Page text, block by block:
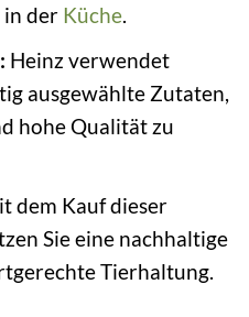
der Küche.
Heinz verwendet
ausgewählte Zutaten,
hohe Qualität zu
dem Kauf dieser
Sie eine nachhaltige
Tierhaltung.